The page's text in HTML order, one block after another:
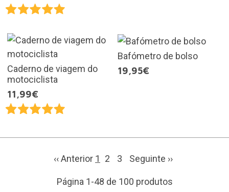
Caderno de viagem do
motociclista
11,99€
Bafómetro de bolso
19,95€
‹‹ Anterior 1 2 3 Seguinte ››
Página 1-48 de 100 produtos